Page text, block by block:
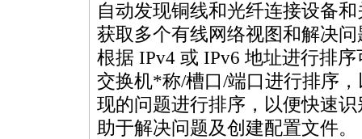
自动发现铜线和光纤连接设备
获取多个有线网络视图和解决
根据 IPv4 或 IPv6 地址进行排
交换机*称/槽口/端口进行排序
现的问题进行排序，以便快速
助于解决问题及创建配置文件。